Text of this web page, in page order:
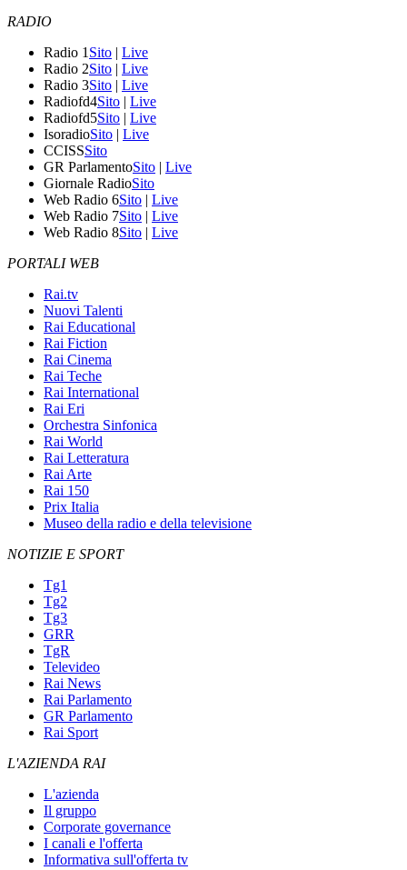
RADIO
Radio 1 Sito | Live
Radio 2Sito | Live
Radio 3Sito | Live
Radiofd4Sito | Live
Radiofd5Sito | Live
IsoradioSito | Live
CCISSSito
GR ParlamentoSito | Live
Giornale RadioSito
Web Radio 6Sito | Live
Web Radio 7Sito | Live
Web Radio 8Sito | Live
PORTALI WEB
Rai.tv
Nuovi Talenti
Rai Educational
Rai Fiction
Rai Cinema
Rai Teche
Rai International
Rai Eri
Orchestra Sinfonica
Rai World
Rai Letteratura
Rai Arte
Rai 150
Prix Italia
Museo della radio e della televisione
NOTIZIE E SPORT
Tg1
Tg2
Tg3
GRR
TgR
Televideo
Rai News
Rai Parlamento
GR Parlamento
Rai Sport
L'AZIENDA RAI
L'azienda
Il gruppo
Corporate governance
I canali e l'offerta
Informativa sull'offerta tv